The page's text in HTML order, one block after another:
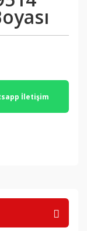
İletişim